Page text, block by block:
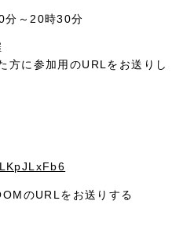
分～20時30分
方に参加用のURLをお送りし
のURLをお送りする